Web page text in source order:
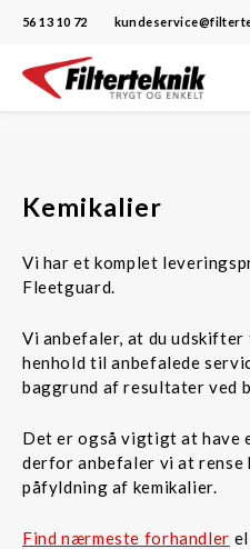
56 13 10 72
Skip
Kemikalier
Vi har et komplet
Fleetguard.
Vi anbefaler, at du
henhold til anbefalede
baggrund af resultater ved
Det er også vigtigt at have
derfor anbefaler vi at rense
påfyldning af kemikalier.
Find nærmeste forhandler